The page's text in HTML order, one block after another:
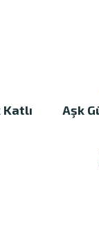
Katlı Aşk